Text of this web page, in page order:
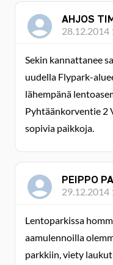
AHJOS
28.12.2014
Sekin kannattanee
uudella Flypark-
lähempänä
Pyhtäänkorventie 2
sopivia paikkoja.
PEIPPO
29.12.2014
Lentoparkissa
aamulennoilla
parkkiin, viety